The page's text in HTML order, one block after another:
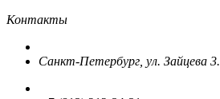
Контакты
Санкт-Петербург, ул. Зайцева 3.